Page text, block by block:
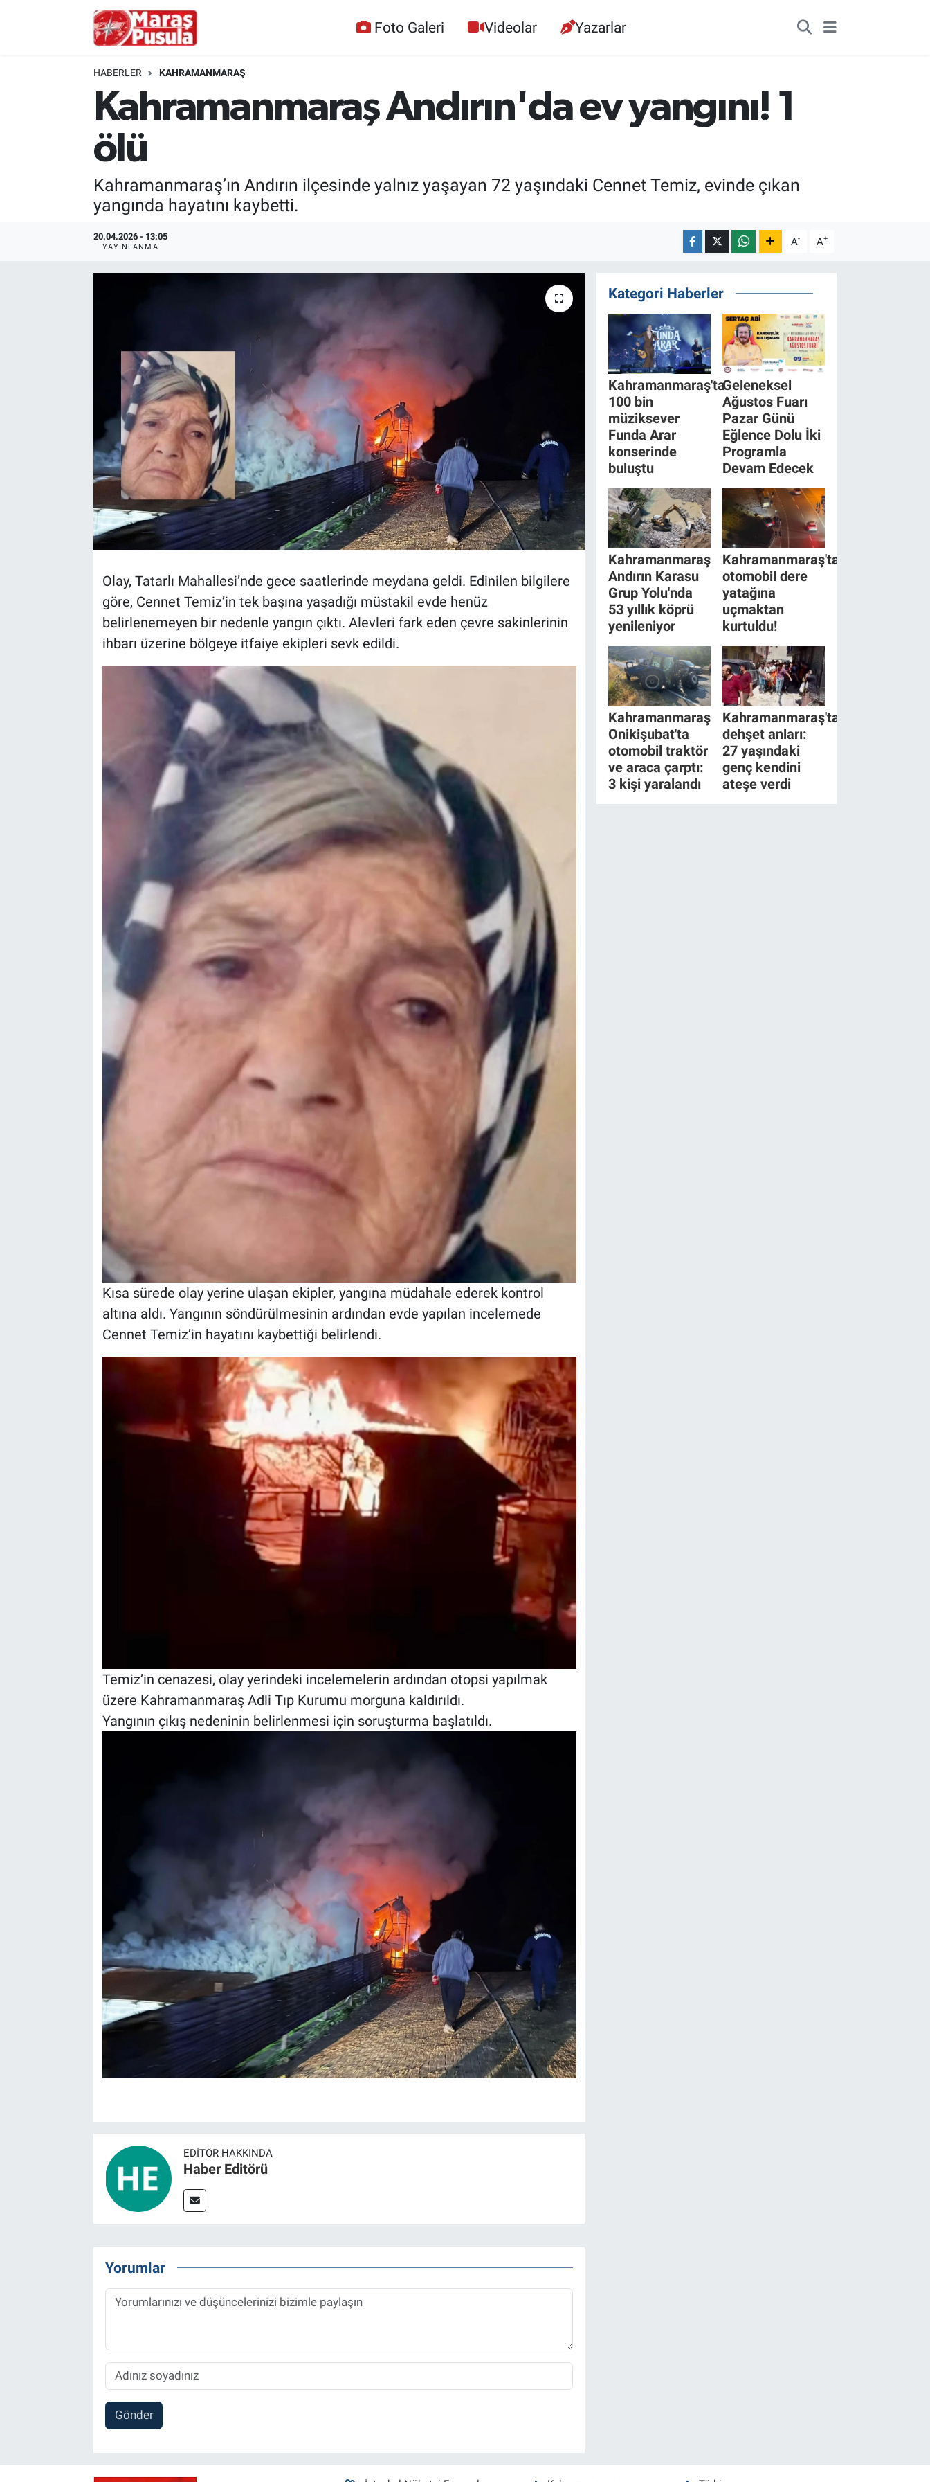
Foto Galeri Videolar Yazarlar
HABERLER KAHRAMANMARAŞ
Kahramanmaraş Andırın'da ev yangını! 1
ölü
Kahramanmaraş’ın Andırın ilçesinde yalnız yaşayan 72 yaşındaki Cennet Temiz, evinde çıkan
yangında hayatını kaybetti.
20.04.2026 - 13:05
YAYINLANMA A- A+
Olay, Tatarlı Mahallesi’nde gece saatlerinde meydana geldi. Edinilen bilgilere
göre, Cennet Temiz’in tek başına yaşadığı müstakil evde henüz
belirlenemeyen bir nedenle yangın çıktı. Alevleri fark eden çevre sakinlerinin
ihbarı üzerine bölgeye itfaiye ekipleri sevk edildi.
Kısa sürede olay yerine ulaşan ekipler, yangına müdahale ederek kontrol
altına aldı. Yangının söndürülmesinin ardından evde yapılan incelemede
Cennet Temiz’in hayatını kaybettiği belirlendi.
Temiz’in cenazesi, olay yerindeki incelemelerin ardından otopsi yapılmak
üzere Kahramanmaraş Adli Tıp Kurumu morguna kaldırıldı.
Yangının çıkış nedeninin belirlenmesi için soruşturma başlatıldı.
EDITÖR HAKKINDA
Haber Editörü
Yorumlar
Gönder
Kategori Haberler
Kahramanmaraş'ta
100 bin
müziksever
Funda Arar
konserinde
buluştu
Geleneksel
Ağustos Fuarı
Pazar Günü
Eğlence Dolu İki
Programla
Devam Edecek
Kahramanmaraş
Andırın Karasu
Grup Yolu'nda
53 yıllık köprü
yenileniyor
Kahramanmaraş'ta
otomobil dere
yatağına
uçmaktan
kurtuldu!
Kahramanmaraş
Onikişubat'ta
otomobil traktör
ve araca çarptı:
3 kişi yaralandı
Kahramanmaraş'ta
dehşet anları:
27 yaşındaki
genç kendini
ateşe verdi
Bilim, Teknoloji
HABERDE İNSAN
BİLİM VE TEKNOLOJİ
İstanbul Hava Durumu
İstanbul Namaz Vakitleri
İstanbul Trafik Yoğunluk Haritası
Süper Lig Puan Durumu ve Fikstür
Tüm Manşetler